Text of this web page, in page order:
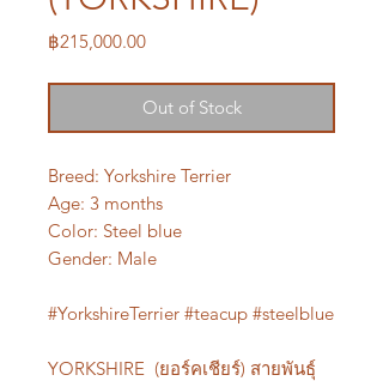
฿215,000.00Price
Out of Stock
Breed: Yorkshire Terrier
Age: 3 months
Color: Steel blue
Gender: Male
#YorkshireTerrier #teacup #steelblue
YORKSHIRE (ยอร์คเชียร์) สายพันธุ์